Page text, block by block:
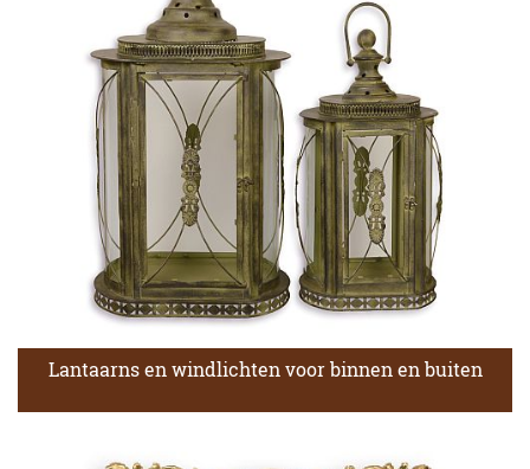
Lantaarns en windlichten voor binnen en buiten